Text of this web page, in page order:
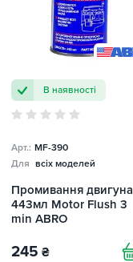
В наявності
Арт.: MF-390
Для всіх моделей
Промивання двигуна
443мл Motor Flush 3
min ABRO
245 ₴